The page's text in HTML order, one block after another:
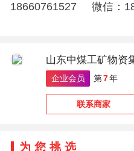
18660761527 微信：
山东中煤工矿物资
企业会员 第7年
联系商家
为您挑选